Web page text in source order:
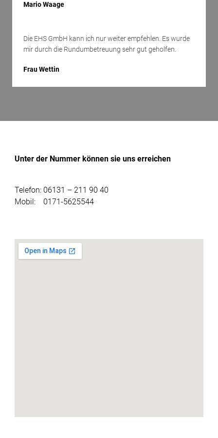
Mario Waage
Die EHS GmbH kann ich nur weiter empfehlen. Es wurde
mir durch die Rundumbetreuung sehr gut geholfen.
Frau Wettin
Unter der Nummer können sie uns erreichen
Telefon: 06131 – 211 90 40
Mobil: 0171-5625544